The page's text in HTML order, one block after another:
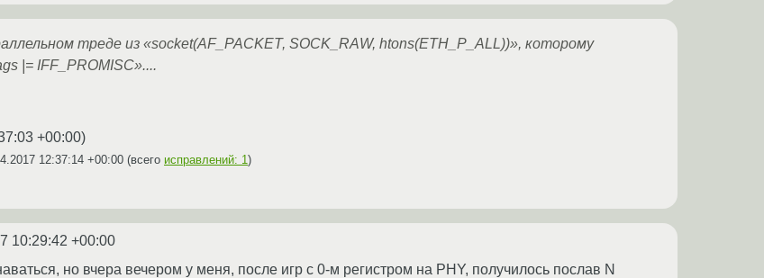
треде из «socket(AF_PACKET, SOCK_RAW, htons(ETH_P_ALL))», которому
|= IFF_PROMISC»....
+00:00)
12:37:14 +00:00 (всего исправлений: 1 )
10:29:42 +00:00
но вчера вечером у меня, после игр с 0-м регистром на PHY, получилось послав N